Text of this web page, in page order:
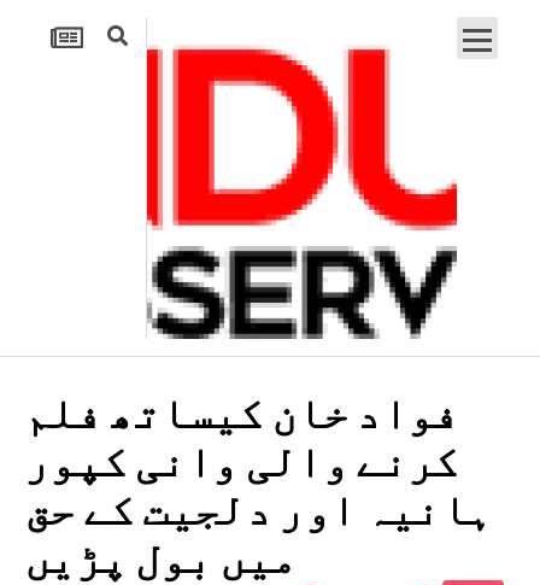
فواد خان کیساتھ فلم
کرنے والی وانی کپور
ہانیہ اور دلجیت کے حق
میں بول پڑیں